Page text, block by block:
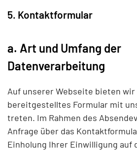
5. Kontaktformular
a. Art und Umfang der
Datenverarbeitung
Auf unserer Webseite bieten wir
bereitgestelltes Formular mit
treten. Im Rahmen des
Anfrage über das
Einholung Ihrer Einwilligung auf